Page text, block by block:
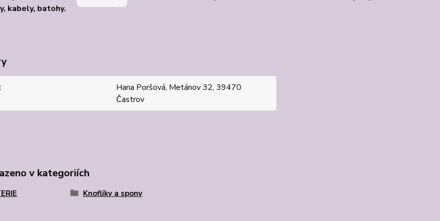
kabely, batohy.
Hana Poršová, Metánov 32, 39470
Častrov
v kategoriích
Knoflíky a spony